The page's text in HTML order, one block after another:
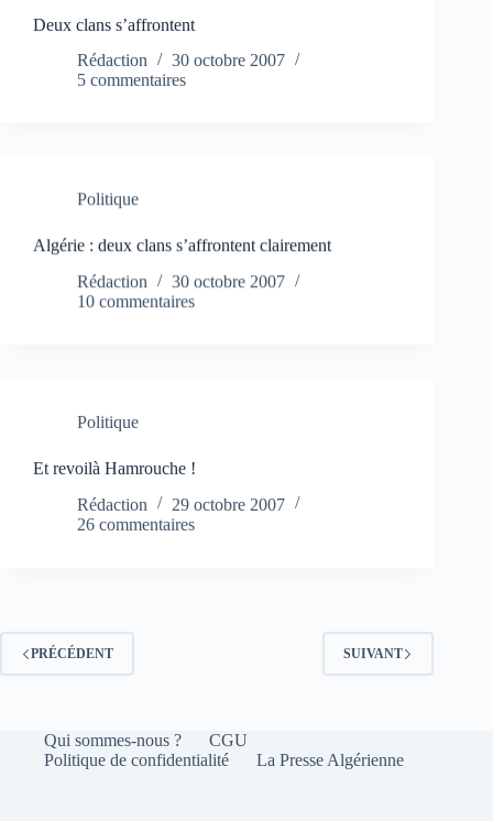
Deux clans s’affrontent
Rédaction
30 octobre 2007
5 commentaires
Politique
Algérie : deux clans s’affrontent clairement
Rédaction
30 octobre 2007
10 commentaires
Politique
Et revoilà Hamrouche !
Rédaction
29 octobre 2007
26 commentaires
PRÉCÉDENT SUIVANT
Qui sommes-nous ?
CGU
Politique de confidentialité
La Presse Algérienne